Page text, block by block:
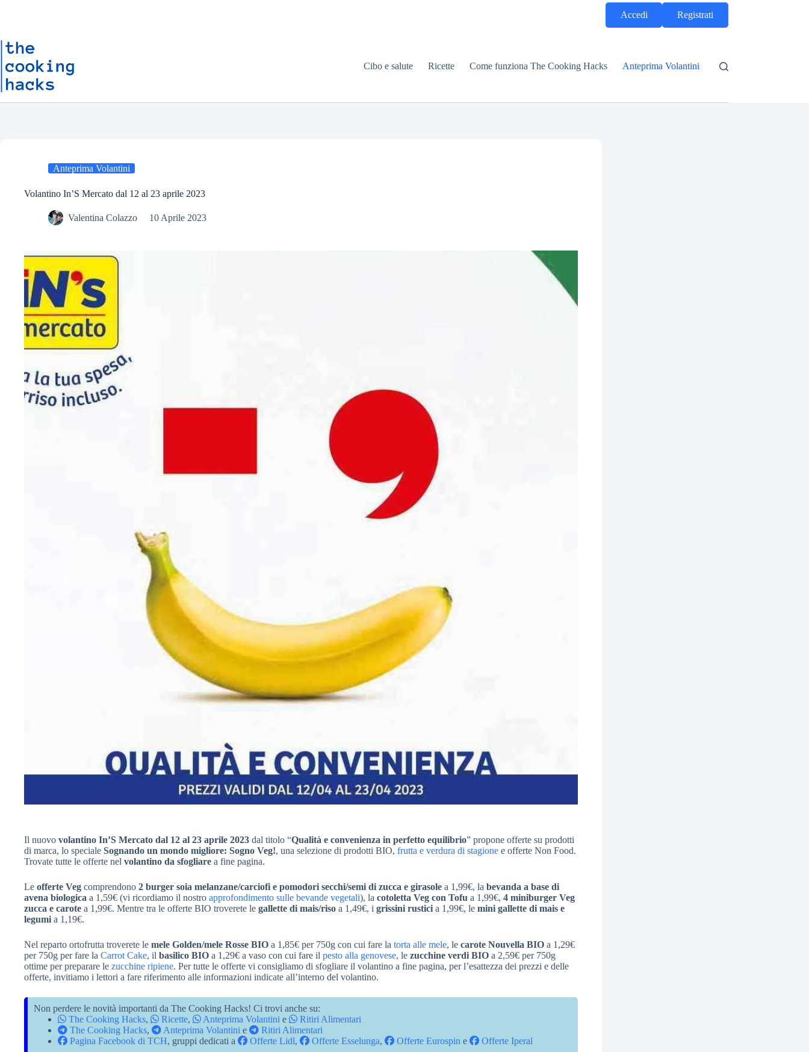
t
o
n
Accedi Registrati
Cibo e salute Ricette Come funziona The Cooking Hacks Anteprima Volantini
Anteprima Volantini
Volantino In’S Mercato dal 12 al 23 aprile 2023
Valentina Colazzo 10 Aprile 2023
Il nuovo volantino In’S Mercato dal 12 al 23 aprile 2023 dal titolo “Qualità e convenienza in perfetto equilibrio” propone offerte su prodotti
di marca, lo speciale Sognando un mondo migliore: Sogno Veg!, una selezione di prodotti BIO, frutta e verdura di stagione e offerte Non Food.
Trovate tutte le offerte nel volantino da sfogliare a fine pagina.
Le offerte Veg comprendono 2 burger soia melanzane/carciofi e pomodori secchi/semi di zucca e girasole a 1,99€, la bevanda a base di
avena biologica a 1,59€ (vi ricordiamo il nostro approfondimento sulle bevande vegetali), la cotoletta Veg con Tofu a 1,99€, 4 miniburger Veg
zucca e carote a 1,99€. Mentre tra le offerte BIO troverete le gallette di mais/riso a 1,49€, i grissini rustici a 1,99€, le mini gallette di mais e
legumi a 1,19€.
Nel reparto ortofrutta troverete le mele Golden/mele Rosse BIO a 1,85€ per 750g con cui fare la torta alle mele, le carote Nouvella BIO a 1,29€
per 750g per fare la Carrot Cake, il basilico BIO a 1,29€ a vaso con cui fare il pesto alla genovese, le zucchine verdi BIO a 2,59€ per 750g
ottime per preparare le zucchine ripiene. Per tutte le offerte vi consigliamo di sfogliare il volantino a fine pagina, per l’esattezza dei prezzi e delle
offerte, invitiamo i lettori a fare riferimento alle informazioni indicate all’interno del volantino.
Non perdere le novità importanti da The Cooking Hacks! Ci trovi anche su:
The Cooking Hacks, Ricette, Anteprima Volantini e
Ritiri Alimentari
The Cooking Hacks, Anteprima Volantini e
Ritiri Alimentari
Pagina Facebook di TCH, gruppi dedicati a Offerte Lidl, Offerte Esselunga, Offerte Eurospin e Offerte Iperal